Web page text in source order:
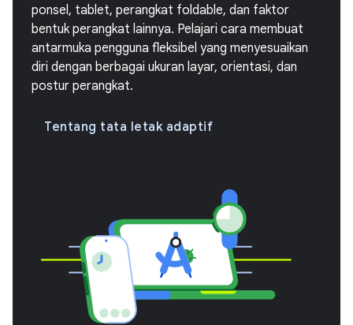
ponsel, tablet, perangkat foldable, dan faktor
bentuk perangkat lainnya. Pelajari cara membuat
antarmuka pengguna fleksibel yang menyesuaikan
diri dengan berbagai ukuran layar, orientasi, dan
postur perangkat.
Tentang tata letak adaptif